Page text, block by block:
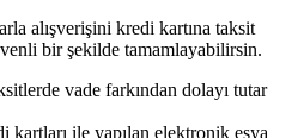
alışverişini kredi kartına taksit
bir şekilde tamamlayabilirsin.
vade farkından dolayı tutar
kartları ile yapılan elektronik eşya